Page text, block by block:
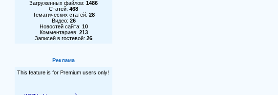
Загруженных файлов: 1486
Статей: 468
Тематических статей: 28
Видео: 26
Новостей сайта: 10
Комментариев: 213
Записей в гостевой: 26
Реклама
This feature is for Premium users only!